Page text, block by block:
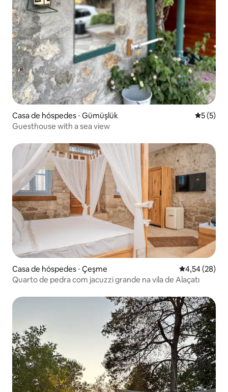
Casa de hóspedes ⋅ Gümüşlük 5 de
5 (5)
Guesthouse with a sea view
Casa de hóspedes ⋅ Çeşme 4,54 de uma
4,54 (28)
Quarto de pedra com jacuzzi grande na vila de Alaçatı